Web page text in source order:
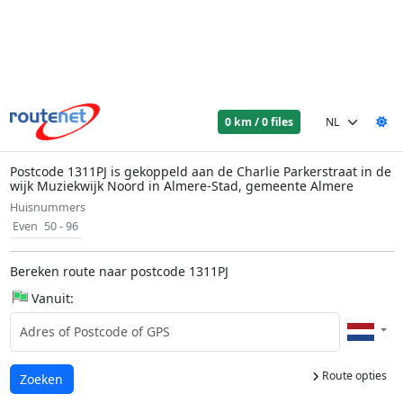
0 km / 0 files
Postcode 1311PJ is gekoppeld aan de Charlie Parkerstraat in de
wijk Muziekwijk Noord in Almere-Stad, gemeente Almere
Huisnummers
Even 50 - 96
Bereken route naar postcode 1311PJ
Vanuit:
Route opties
Laden...
Zoeken